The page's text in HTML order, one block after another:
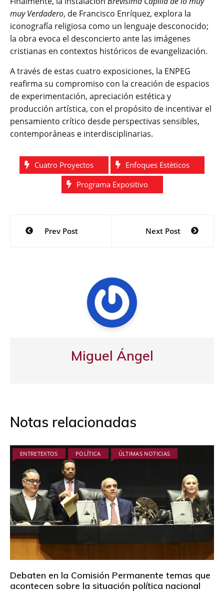
muy Verdadero, de Francisco Enríquez, explora la
iconografía religiosa como un lenguaje desconocido;
la obra evoca el desconcierto ante las imágenes
cristianas en contextos históricos de evangelización.
A través de estas cuatro exposiciones, la ENPEG
reafirma su compromiso con la creación de espacios
de experimentación, apreciación estética y
producción artística, con el propósito de incentivar el
pensamiento crítico desde perspectivas sensibles,
contemporáneas e interdisciplinarias.
Cuatro Proyectos
Enfoques Estèticos
Programa Expositivo
Navegación
Prev Post Next Post
Miguel Ángel
Notas relacionadas
ENTRETEXTOS POLÍTICA ÚLTIMAS NOTICIAS
Debaten en la Comisión Permanente temas que
acontecen sobre la situación política nacional